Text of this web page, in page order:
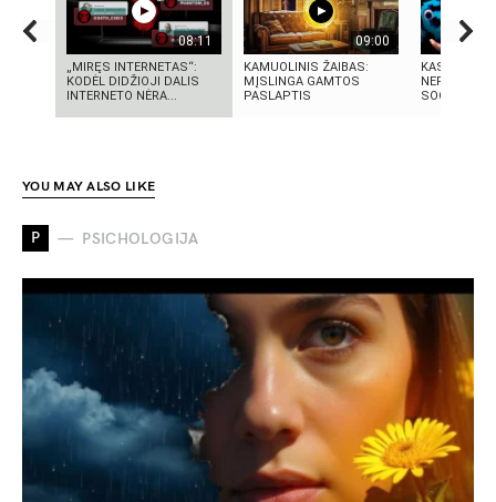
08:11
„MIRĘS INTERNETAS“:
KODĖL DIDŽIOJI DALIS
INTERNETO NĖRA...
09:00
KAMUOLINIS ŽAIBAS:
MĮSLINGA GAMTOS
PASLAPTIS
KAS TAS
SOCIALINIS
YOU MAY ALSO LIKE
P PSICHOLOGIJA